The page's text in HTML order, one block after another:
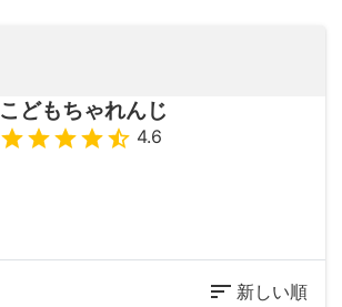
こどもちゃれんじ
4.6